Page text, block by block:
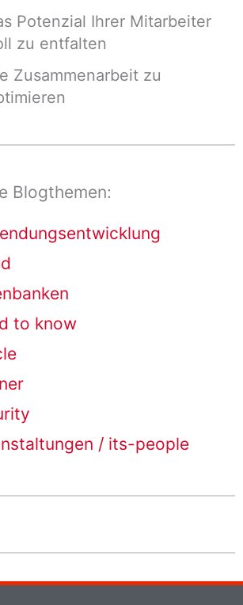
Potenzial Ihrer Mitarbeiter
zu entfalten
Zusammenarbeit zu
Blogthemen:
to know
/ its-people